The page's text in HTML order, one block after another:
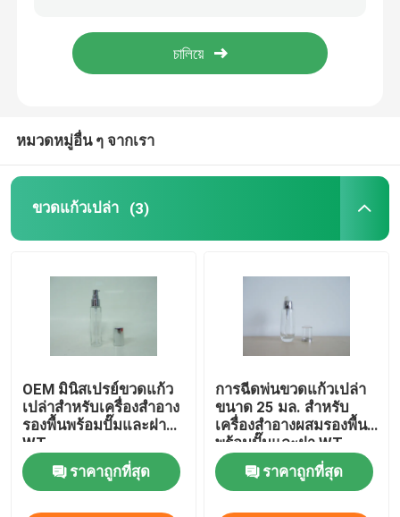
ขวดครีมแก้ว
ขวดนมเด็กแก้ว
กล่องบรรจุภัณฑ์เครื่องสำอาง
กล่องกระดาษแข็งของขวัญ
ถุงใส่กระดาษ
กล่องบรรจุน้ำหอม
หมวดหมู่อื่น ๆ จากเรา
ขวดแก้วเปล่า (3)
OEM มินิสเปรย์ขวดแก้ว
เปล่าสำหรับเครื่องสำอาง
รองพื้นพร้อมปั๊มและฝา
WT
ราคาถูกที่สุด
การฉีดพ่นขวดแก้วเปล่า
ขนาด 25 มล. สำหรับ
เครื่องสำอางผสมรองพื้น
พร้อมปั๊มและฝา WT
ราคาถูกที่สุด